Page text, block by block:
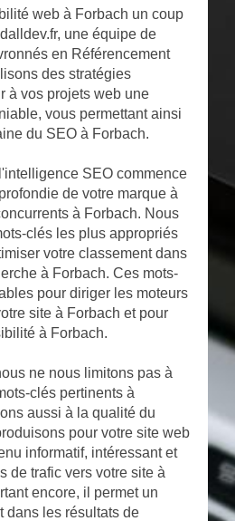
web à Forbach un coup
une équipe de
en Référencement
des stratégies
à vos projets web une
vous permettant ainsi
du SEO à Forbach.
SEO commence
de votre marque à
à Forbach. Nous
clés les plus appropriés
votre classement dans
à Forbach. Ces mots-
pour diriger les moteurs
site à Forbach et pour
à Forbach.
ne nous limitons pas à
clés pertinents à
aussi à la qualité du
pour votre site web
informatif, intéressant et
de trafic vers votre site à
encore, il permet un
dans les résultats de